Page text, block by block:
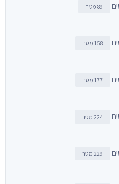
89 מטר
158 מטר
177 מטר
224 מטר
229 מטר